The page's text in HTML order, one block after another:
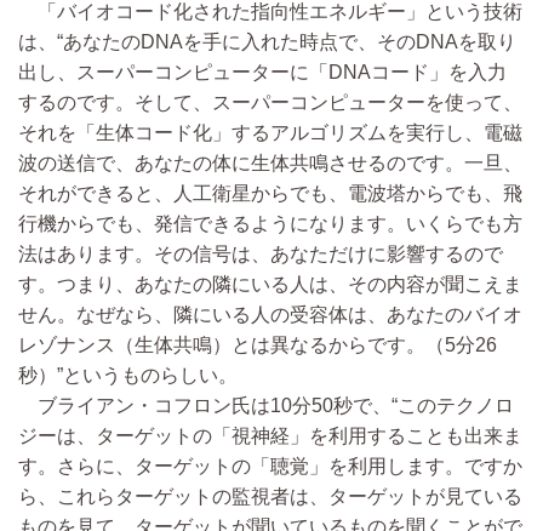
「バイオコード化された指向性エネルギー」という技術
は、“あなたのDNAを手に入れた時点で、そのDNAを取り
出し、スーパーコンピューターに「DNAコード」を入力
するのです。そして、スーパーコンピューターを使って、
それを「生体コード化」するアルゴリズムを実行し、電磁
波の送信で、あなたの体に生体共鳴させるのです。一旦、
それができると、人工衛星からでも、電波塔からでも、飛
行機からでも、発信できるようになります。いくらでも方
法はあります。その信号は、あなただけに影響するので
す。つまり、あなたの隣にいる人は、その内容が聞こえま
せん。なぜなら、隣にいる人の受容体は、あなたのバイオ
レゾナンス（生体共鳴）とは異なるからです。（5分26
秒）”というものらしい。
ブライアン・コフロン氏は10分50秒で、“このテクノロ
ジーは、ターゲットの「視神経」を利用することも出来ま
す。さらに、ターゲットの「聴覚」を利用します。ですか
ら、これらターゲットの監視者は、ターゲットが見ている